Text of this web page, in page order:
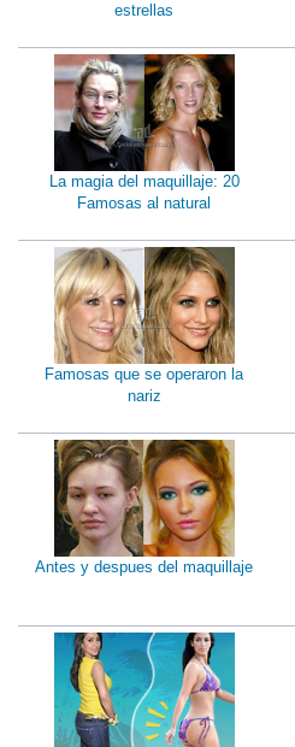
estrellas
La magia del maquillaje: 20
Famosas al natural
Famosas que se operaron la
nariz
Antes y despues del maquillaje